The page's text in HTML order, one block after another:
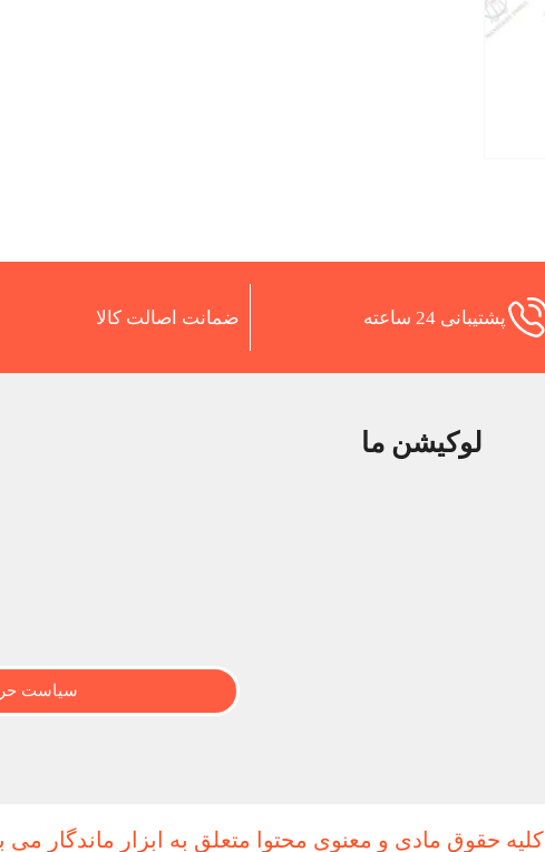
پشتیبانی 24 ساعته ضمانت اصالت کالا
لوکیشن ما
سیاست
کلیه حقوق مادی و معنوی محتوا متعلق به ابزار ماندگار می